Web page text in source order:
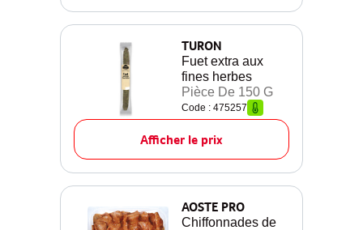
TURON
Fuet extra aux
fines herbes
Pièce De 150 G
Code : 475257
Afficher le prix
AOSTE PRO
Chiffonnades de